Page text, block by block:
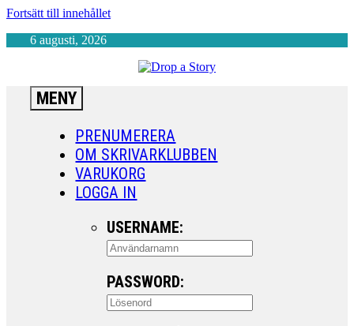
Fortsätt till innehållet
6 augusti, 2026
MENY
PRENUMERERA
OM SKRIVARKLUBBEN
VARUKORG
LOGGA IN
USERNAME:
PASSWORD: